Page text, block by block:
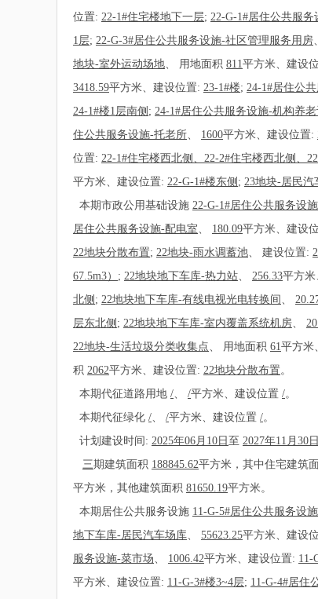
位置: 22-1#住宅楼地下一层; 22-G-1#居住公共服
1层; 22-G-3#居住公共服务设施-社区管理服务用房
地块-室外运动场地、 用地面积 811平方米、建设
3418.59平方米、建设位置: 23-1#楼; 24-1#居住公
24-1#楼1层南侧 ; 24-1#居住公共服务设施-机构养
住公共服务设施-托老所、 1600平方米、建设位置:
位置: 22-1#住宅楼西北侧、22-2#住宅楼西北侧、
平方米、建设位置: 22-G-1#楼东侧 ; 23地块-居民汽
本期市政公用基础设施 22-G-1#居住公共服务设
居住公共服务设施-配电室、 180.09平方米、建设
22地块分散布置; 22地块-雨水调蓄池、 建设位置:
67.5m3） ; 22地块地下车库-热力站、 256.33平方米
北侧 ; 22地块地下车库-有线电视光电转换间 、
层东北侧 ; 22地块地下车库-室内覆盖系统机房、
22地块-生活垃圾分类收集点、 用地面积 61平方米
积 2062平方米、建设位置: 22地块分散布置。
本期代征道路用地 /、 /平方米、建设位置 /。
本期代征绿化 /、 /平方米、建设位置 /。
计划建设时间: 2025年06月10日 至 2027年11月30日
三期建筑面积 188845.62平方米，其中住宅建筑
平方米，其他建筑面积 81650.19平方米。
本期居住公共服务设施 11-G-5#居住公共服务设
地下车库-居民汽车场库、 55623.25平方米、建设
服务设施-菜市场、 1006.42平方米、建设位置: 11-
平方米、建设位置: 11-G-3#楼3~4层; 11-G-4#居住